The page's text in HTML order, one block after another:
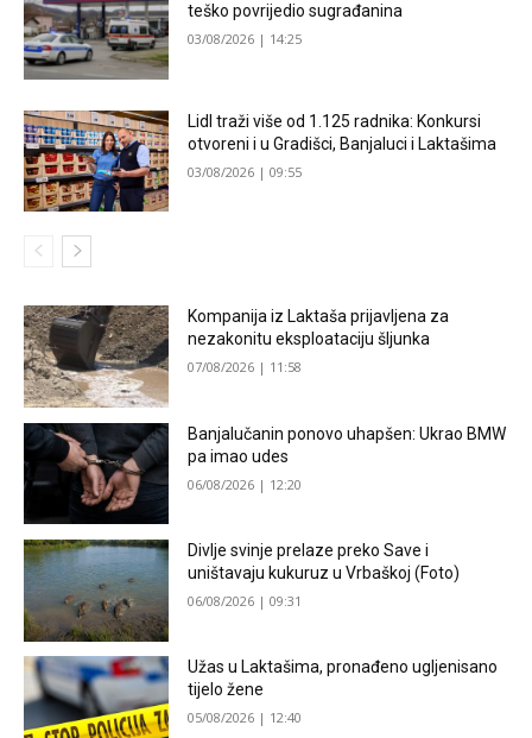
teško povrijedio sugrađanina
03/08/2026 | 14:25
Lidl traži više od 1.125 radnika: Konkursi
otvoreni i u Gradišci, Banjaluci i Laktašima
03/08/2026 | 09:55
Kompanija iz Laktaša prijavljena za
nezakonitu eksploataciju šljunka
07/08/2026 | 11:58
Banjalučanin ponovo uhapšen: Ukrao BMW
pa imao udes
06/08/2026 | 12:20
Divlje svinje prelaze preko Save i
uništavaju kukuruz u Vrbaškoj (Foto)
06/08/2026 | 09:31
Užas u Laktašima, pronađeno ugljenisano
tijelo žene
05/08/2026 | 12:40